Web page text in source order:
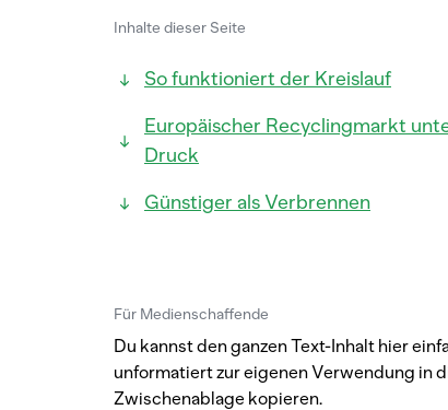
Inhalte dieser Seite
So funktioniert der Kreislauf
Europäischer Recyclingmarkt
Druck
Günstiger als Verbrennen
Für Medienschaffende
Du kannst den ganzen Text-Inhalt hier
unformatiert zur eigenen Verwendung in
Zwischenablage kopieren.